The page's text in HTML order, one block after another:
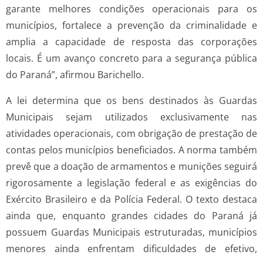
garante melhores condições operacionais para os
municípios, fortalece a prevenção da criminalidade e
amplia a capacidade de resposta das corporações
locais. É um avanço concreto para a segurança pública
do Paraná”, afirmou Barichello.
A lei determina que os bens destinados às Guardas
Municipais sejam utilizados exclusivamente nas
atividades operacionais, com obrigação de prestação de
contas pelos municípios beneficiados. A norma também
prevê que a doação de armamentos e munições seguirá
rigorosamente a legislação federal e as exigências do
Exército Brasileiro e da Polícia Federal. O texto destaca
ainda que, enquanto grandes cidades do Paraná já
possuem Guardas Municipais estruturadas, municípios
menores ainda enfrentam dificuldades de efetivo,